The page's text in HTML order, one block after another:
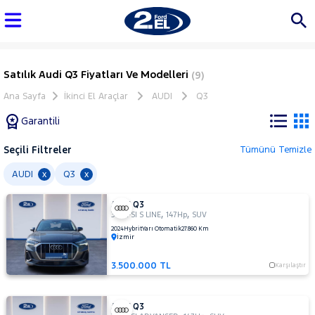
Satılık Audi Q3 Fiyatları Ve Modelleri (9)
Ana Sayfa İkinci El Araçlar AUDI Q3
Garantili
Tüm
Araçlar
AUDI
A4
Q3
Seçili Filtreler Tümünü Temizle
AUDI x Q3 x
AUDI Q3
35 TFSI S LINE,147Hp, SUV
2024HybritYarı Otomatik27.860 Km
İzmir
3.500.000 TL Karşılaştır
AUDI Q3